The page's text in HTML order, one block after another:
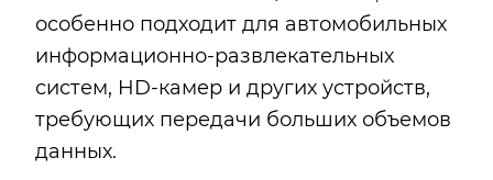
особенно подходит для автомобильных
информационно-развлекательных
систем, HD-камер и других устройств,
требующих передачи больших объемов
данных.